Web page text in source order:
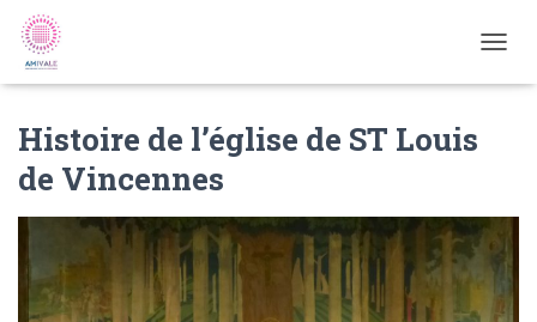
É
L
N
Histoire de l’église de ST Louis
de Vincennes